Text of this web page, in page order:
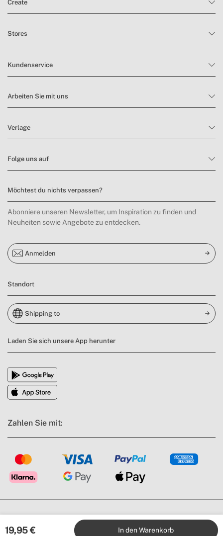
19,95€ In den Warenkorb
Create
Stores
Kundenservice
Arbeiten Sie mit uns
Verlage
Folge uns auf
Möchtest du nichts verpassen?
Abonniere unseren Newsletter, um Inspiration zu finden und
Neuheiten sowie Angebote zu entdecken.
Anmelden
Standort
Shipping to
Laden Sie sich unsere App herunter
Zahlen Sie mit:
Datenschutzbestimmungen
Compliance politik
Cookies Richtlinien
Alle unsere Preise sind inkl. MwSt. All rights reserved © 2026 | CREATE